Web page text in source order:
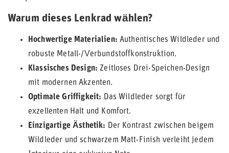
Warum dieses Lenkrad wählen?
Hochwertige Materialien: Authentisches Wildleder und
robuste Metall-/Verbundstoffkonstruktion.
Klassisches Design: Zeitloses Drei-Speichen-Design
mit modernen Akzenten.
Optimale Griffigkeit: Das Wildleder sorgt für
exzellenten Halt und Komfort.
Einzigartige Ästhetik: Der Kontrast zwischen beigem
Wildleder und schwarzem Matt-Finish verleiht jedem